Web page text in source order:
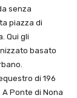
senza
piazza di
Qui gli
basato
di 196
Ponte di Nona